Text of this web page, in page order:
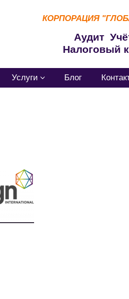
КОРПОРАЦИЯ
Аудит
Налоговый
Услуги Блог